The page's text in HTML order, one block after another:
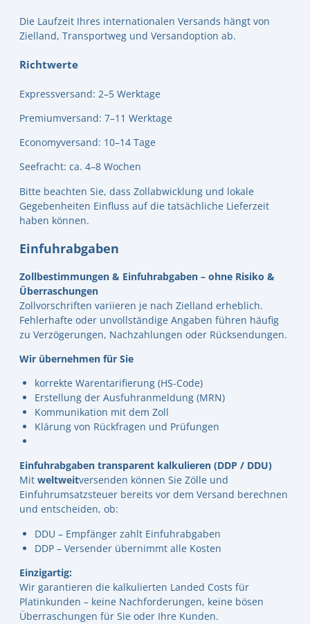
Die Laufzeit Ihres internationalen Versands hängt von
Zielland, Transportweg und Versandoption ab.
Richtwerte
Expressversand: 2–5 Werktage
Premiumversand: 7–11 Werktage
Economyversand: 10–14 Tage
Seefracht: ca. 4–8 Wochen
Bitte beachten Sie, dass Zollabwicklung und lokale
Gegebenheiten Einfluss auf die tatsächliche Lieferzeit
haben können.
Einfuhrabgaben
Zollbestimmungen & Einfuhrabgaben – ohne Risiko &
Überraschungen
Zollvorschriften variieren je nach Zielland erheblich.
Fehlerhafte oder unvollständige Angaben führen häufig
zu Verzögerungen, Nachzahlungen oder Rücksendungen.
Wir übernehmen für Sie
korrekte Warentarifierung (HS-Code)
Erstellung der Ausfuhranmeldung (MRN)
Kommunikation mit dem Zoll
Klärung von Rückfragen und Prüfungen
Einfuhrabgaben transparent kalkulieren (DDP / DDU)
Mit weltweitversenden können Sie Zölle und
Einfuhrumsatzsteuer bereits vor dem Versand berechnen
und entscheiden, ob:
DDU – Empfänger zahlt Einfuhrabgaben
DDP – Versender übernimmt alle Kosten
Einzigartig:
Wir garantieren die kalkulierten Landed Costs für
Platinkunden – keine Nachforderungen, keine bösen
Überraschungen für Sie oder Ihre Kunden.